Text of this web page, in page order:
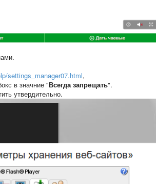
settings_manager07.html,
в значние "Всегда запрещать".
утвердительно.